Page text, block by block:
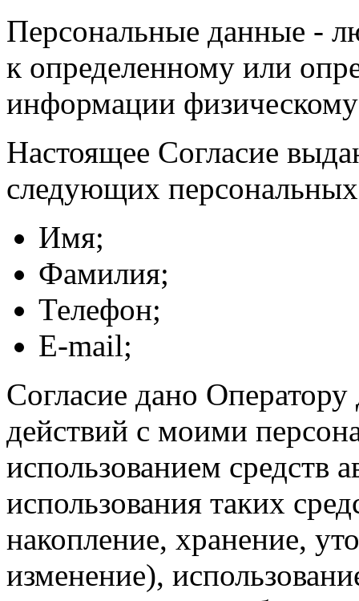
Персональные данные -
к определенному или
информации
Настоящее Согласие
следующих
Имя;
Фамилия;
Телефон;
E-mail;
Согласие дано
действий с моими
использованием средств
использования таких
накопление, хранение,
изменение),